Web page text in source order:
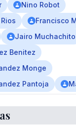
Nino Robot
Francisco
Jairo Muchachito
Benitez
Monge
Pantoja